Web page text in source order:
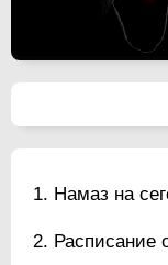
Намаз на
Расписание